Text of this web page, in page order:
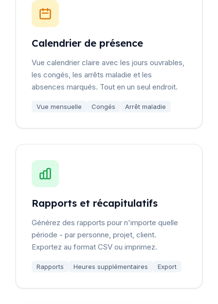
Calendrier de présence
Vue calendrier claire avec les jours ouvrables,
les congés, les arrêts maladie et les
absences marqués. Tout en un seul endroit.
Vue mensuelle Congés Arrêt maladie
Rapports et récapitulatifs
Générez des rapports pour n'importe quelle
période - par personne, projet, client.
Exportez au format CSV ou imprimez.
Rapports Heures supplémentaires Export